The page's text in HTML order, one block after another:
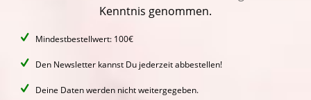
Kenntnis genommen.
Mindestbestellwert: 100€
Den Newsletter kannst Du jederzeit abbestellen!
Deine Daten werden nicht weitergegeben.